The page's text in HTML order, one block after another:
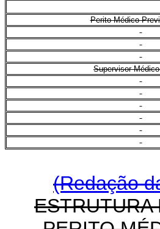
Perito Médico
Supervisor
(Redação
ESTRUTURA